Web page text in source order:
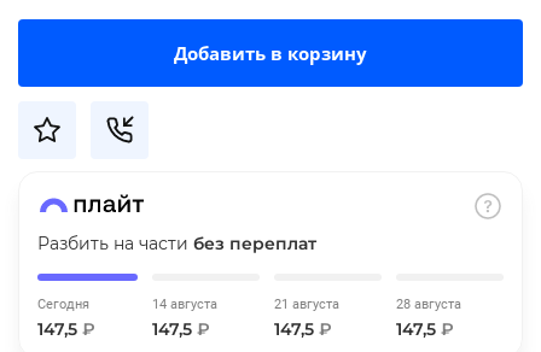
Добавить в корзину
Разбить на части без переплат
Сегодня
147,5 ₽
14 августа
147,5 ₽
21 августа
147,5 ₽
28 августа
147,5 ₽
об оплате Плайтом
недели